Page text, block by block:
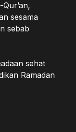
sesama
sebab
sehat
Ramadan